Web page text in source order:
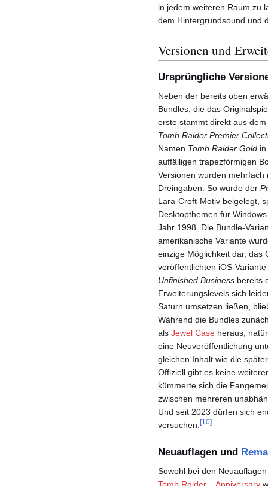
in jedem weiteren Raum zu
dem Hintergrundsound und
Versionen und
Ursprüngliche
Neben der bereits oben
Bundles, die das
erste stammt direkt aus
Tomb Raider Premier
Namen Tomb Raider Gold
auffälligen trapezförmigen
Versionen wurden
Dreingaben. So wurde der
Lara-Croft-Motiv beigelegt,
Desktopthemen für
Jahr 1998. Die Bundle-
amerikanische Variante
einzige Möglichkeit dar, das
veröffentlichten iOS-
Unfinished Business bereits
Erweiterungslevels sich
Saturn umsetzen ließen,
Während die Bundles
als Jewel Case heraus,
eine Neuveröffentlichung
gleichen Inhalt wie die
Offiziell gibt es keine
kümmerte sich die
zwischen mehreren
Und seit 2023 dürfen sich
versuchen. [10]
Neuauflagen und
Sowohl bei den